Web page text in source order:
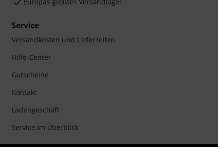
Service
Versandkosten und Lieferzeiten
Hilfe-Center
Gutscheine
Kontakt
Ladengeschäft
Service im Überblick